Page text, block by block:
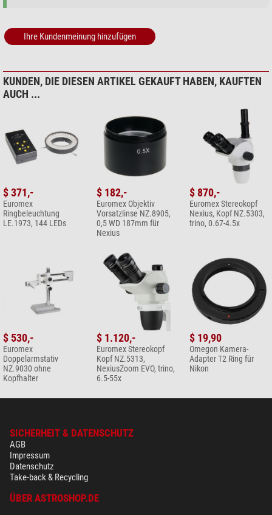
$ 6,90*
*Alle Preise inklusive der gesetzlichen Mehrwertsteuer, zzgl. Versandkosten.
Ihre Kundenmeinung hinzufügen
KUNDEN, DIE DIESEN ARTIKEL GEKAUFT HABEN, KAUFTEN
AUCH ...
$ 371,-
Euromex
Ringbeleuchtung
LE.1973, 144 LEDs
$ 182,-
Euromex Objektiv
Vorsatzlinse NZ.8905,
0,5 WD 187mm für
Nexius
$ 870,-
Euromex Stereokopf
Nexius, Kopf NZ.5303,
trino, 0.67-4.5x
$ 530,-
Euromex
Doppelarmstativ
NZ.9030 ohne
Kopfhalter
$ 1.120,-
Euromex Stereokopf
Kopf NZ.5313,
NexiusZoom EVO, trino,
6.5-55x
$ 19,90
Omegon Kamera-
Adapter T2 Ring für
Nikon
SICHERHEIT & DATENSCHUTZ
AGB
Impressum
Datenschutz
Take-back & Recycling
ÜBER ASTROSHOP.DE